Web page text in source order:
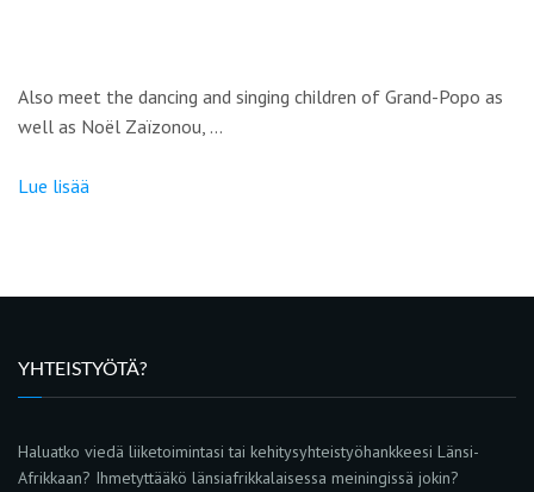
Also meet the dancing and singing children of Grand-Popo as
well as Noël Zaïzonou, …
Lue lisää
YHTEISTYÖTÄ?
Haluatko viedä liiketoimintasi tai kehitysyhteistyöhankkeesi Länsi-
Afrikkaan? Ihmetyttääkö länsiafrikkalaisessa meiningissä jokin?